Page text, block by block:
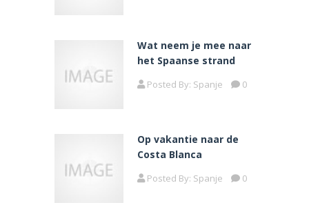
Wat neem je mee naar
het Spaanse strand
Posted By: Spanje 0
Op vakantie naar de
Costa Blanca
Posted By: Spanje 0